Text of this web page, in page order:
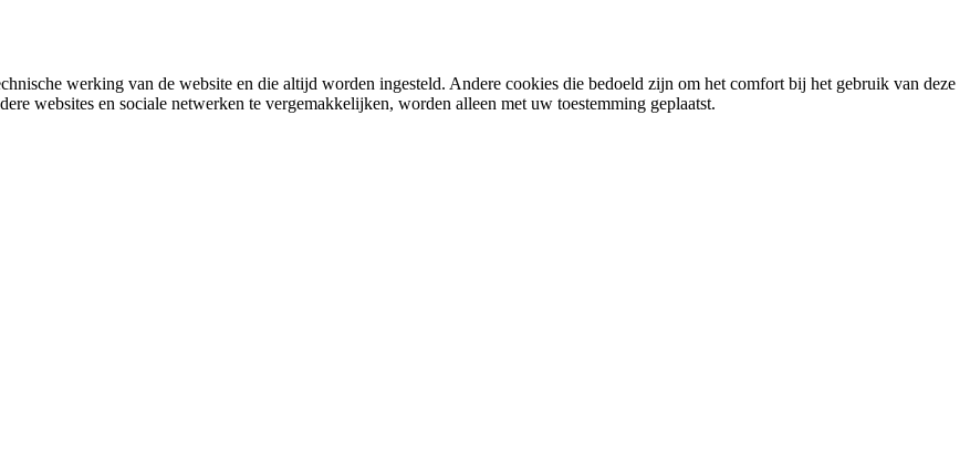
werking van de website en die altijd worden ingesteld. Andere cookies die bedoeld zijn om het comfort bij het gebruik van deze
websites en sociale netwerken te vergemakkelijken, worden alleen met uw toestemming geplaatst.